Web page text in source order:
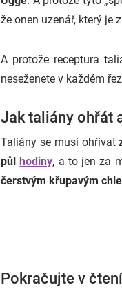
že onen uzenář, který je
A protože receptura
neseženete v každém
Jak taliány ohřát
Taliány se musí ohřívat
půlhodiny, a to jen za
čerstvým křupavým
Pokračujte v